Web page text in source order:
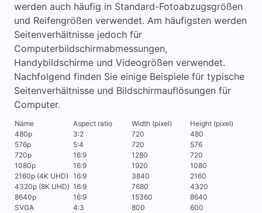
werden auch häufig in Standard-Fotoabzugsgrößen
und Reifengrößen verwendet. Am häufigsten werden
Seitenverhältnisse jedoch für
Computerbildschirmabmessungen,
Handybildschirme und Videogrößen verwendet.
Nachfolgend finden Sie einige Beispiele für typische
Seitenverhältnisse und Bildschirmauflösungen für
Computer.
Name Aspect ratio Width (pixel)
Height (pixel)
480p
3:2 720
480
576p
5:4 720
576
720p
16:9 1280
720
1080p
16:9 1920
1080
2160p (4K UHD) 16:9 3840
2160
4320p (8K UHD) 16:9 7680
4320
8640p
16:9 15360
8640
SVGA
4:3 800
600